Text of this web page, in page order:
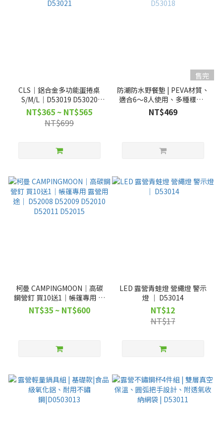
CLS｜鋁合金多功能蛋捲桌
S/M/L｜D53019 D53020
D53021
NT$365 ~ NT$565
NT$699
售完
防潮防水野餐墊 | PEVA材質、
適合6～8人使用、多種樣式 |
D53018
NT$469
柯曼 CAMPINGMOON｜高碳
鋼營釘 買10送1｜帳篷專用 露
營用途｜ D52008 D52009
D52010 D52011 D52015
NT$35 ~ NT$600
LED 露營青蛙燈 營繩燈 警示
燈 ｜ D53014
NT$12
NT$17